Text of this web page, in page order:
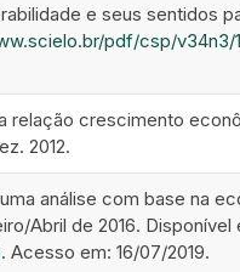
e seus sentidos
pdf/csp/
relação crescimento
2012.
análise com base na
Abril de 2016. Disponível
. Acesso em: 16/07/2019.